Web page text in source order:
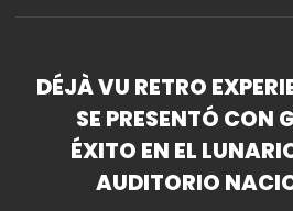
DÉJÀ VU RETRO
SE PRESENTÓ CON
ÉXITO EN EL
AUDITORIO